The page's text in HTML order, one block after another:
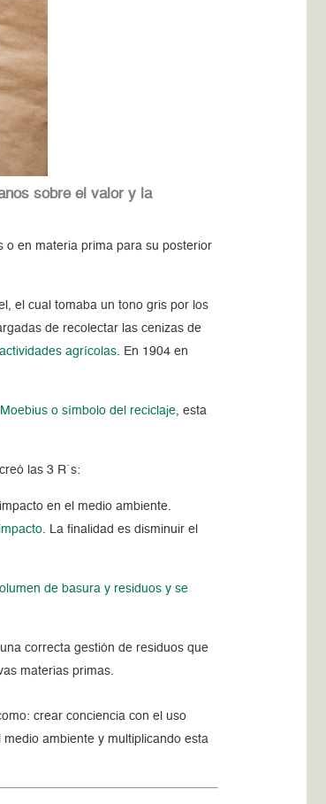
sobre el valor y la
o en materia prima para su posterior
el cual tomaba un tono gris por los
de recolectar las cenizas de
agrícolas . En 1904 en
o símbolo del reciclaje , esta
las 3 R´s:
en el medio ambiente.
. La finalidad es disminuir el
de basura y residuos y se
correcta gestión de residuos que
materias primas.
crear conciencia con el uso
ambiente y multiplicando esta